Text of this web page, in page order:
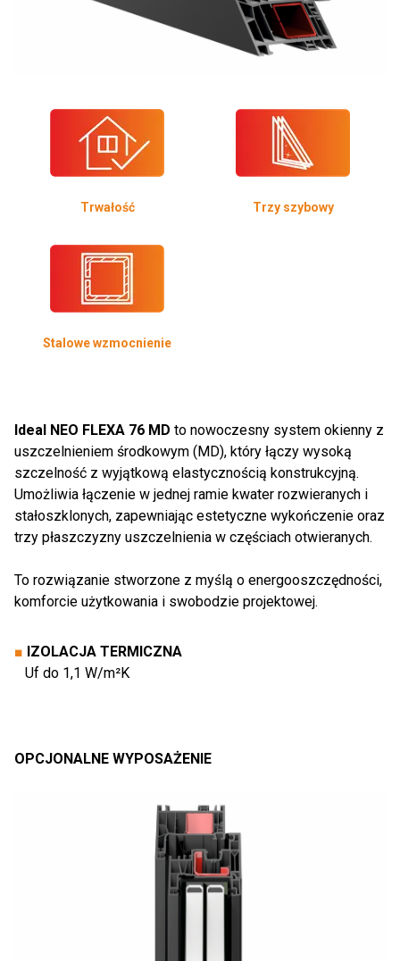
Trwałość Trzy szybowy
Stalowe wzmocnienie
Ideal NEO FLEXA 76 MD to nowoczesny system okienny z
uszczelnieniem środkowym (MD), który łączy wysoką
szczelność z wyjątkową elastycznością konstrukcyjną.
Umożliwia łączenie w jednej ramie kwater rozwieranych i
stałoszklonych, zapewniając estetyczne wykończenie oraz
trzy płaszczyzny uszczelnienia w częściach otwieranych.
To rozwiązanie stworzone z myślą o energooszczędności,
komforcie użytkowania i swobodzie projektowej.
■ IZOLACJA TERMICZNA
Uf do 1,1 W/m²K
OPCJONALNE WYPOSAŻENIE